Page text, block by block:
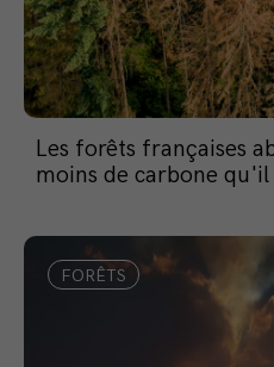
Les forêts françaises
moins de carbone qu'il
FORÊTS